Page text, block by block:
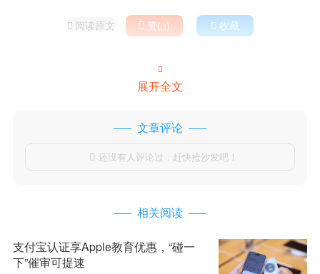
 阅读原文  赞()  收藏

展开全文
文章评论
 还没有人评论过，赶快抢沙发吧！
相关阅读
支付宝认证享Apple教育优惠，“碰一
下”催审可提速